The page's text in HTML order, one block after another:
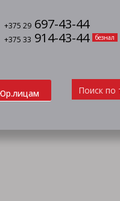
+375 29 697-43-44
+375 33 914-43-44 безнал